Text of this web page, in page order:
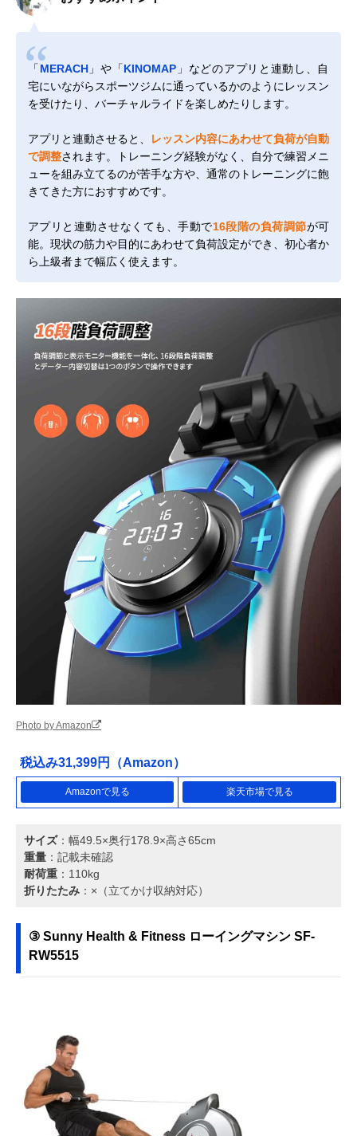
「 MERACH」や「KINOMAP 」などのアプリと連動し、自
宅にいながらスポーツジムに通っているかのようにレッスン
を受けたり、バーチャルライドを楽しめたりします。
アプリと連動させると、
レッスン内容にあわせて負荷が自動
で調整されます。トレーニング経験がなく、自分で練習メニ
ューを組み立てるのが苦手な方や、通常のトレーニングに飽
きてきた方におすすめです。
アプリと連動させなくても、手動で16段階の負荷調節が可
能。現状の筋力や目的にあわせて負荷設定ができ、初心者か
ら上級者まで幅広く使えます。
Photo by Amazon
税込み31,399円（Amazon）
Amazonで見る 楽天市場で見る
サイズ：幅49.5×奥行178.9×高さ65cm
重量 ：記載未確認
耐荷重 ：110kg
折りたたみ ：×（立てかけ収納対応）
③ Sunny Health & Fitness ローイングマシン SF-
RW5515